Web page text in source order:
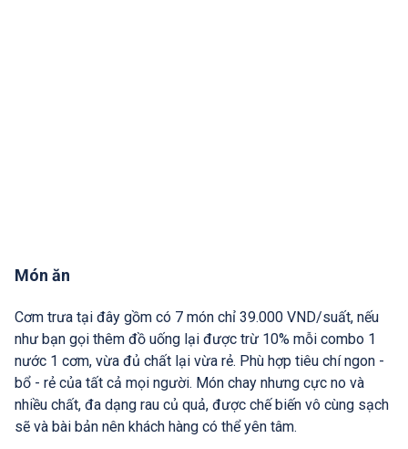
Món ăn
Cơm trưa tại đây gồm có 7 món chỉ 39.000 VND/suất, nếu
như bạn gọi thêm đồ uống lại được trừ 10% mỗi combo 1
nước 1 cơm, vừa đủ chất lại vừa rẻ. Phù hợp tiêu chí ngon -
bổ - rẻ của tất cả mọi người. Món chay nhưng cực no và
nhiều chất, đa dạng rau củ quả, được chế biến vô cùng sạch
sẽ và bài bản nên khách hàng có thể yên tâm.